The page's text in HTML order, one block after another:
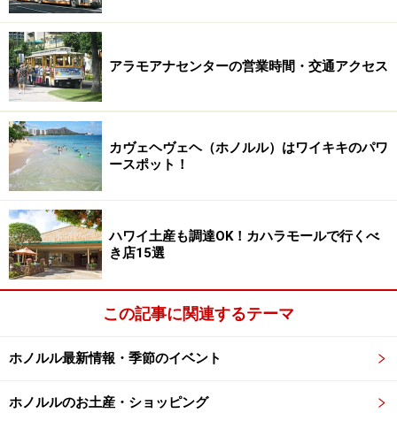
アラモアナのお土産19：ヴェラ・ブラッドリー
フードランド・ファームズ
センターの一番西端にあるから、効率よく移動できるルート
を考えて
ハワイ生まれのスーパーマーケット、フードランド。ア
ラモアナの「ファームズ」は、オーガニック商品やグル
メ食材、デリにこだわった特別店です。可愛いパッケー
ジの食品、日用品や雑貨を見ているだけでもワクワク。
人気のエコバッグをはじめ、メイドインハワイのお土産
コーナーも充実しています。会員割引システムがあるの
アラモアナセンターの営業時間・交通アクセス
カヴェヘヴェヘ（ホノルル）はワイキキのパワ
ースポット！
ハワイ土産も調達OK！カハラモールで行くべ
き店15選
この記事に関連するテーマ
ホノルル最新情報・季節のイベント
ホノルルのお土産・ショッピング